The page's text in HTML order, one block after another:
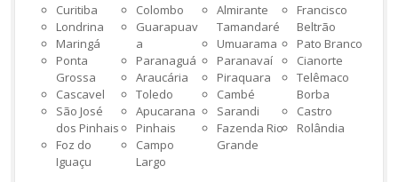
Curitiba
Londrina
Maringá
Ponta
Grossa
Cascavel
São José
dos Pinhais
Foz do
Iguaçu
Colombo
Guarapuav
a
Paranaguá
Araucária
Toledo
Apucarana
Pinhais
Campo
Largo
Almirante
Tamandaré
Umuarama
Paranavaí
Piraquara
Cambé
Sarandi
Fazenda Rio
Grande
Francisco
Beltrão
Pato Branco
Cianorte
Telêmaco
Borba
Castro
Rolândia